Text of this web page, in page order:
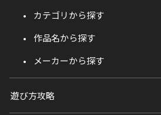
カテゴリから探す
作品名から探す
メーカーから探す
遊び方攻略